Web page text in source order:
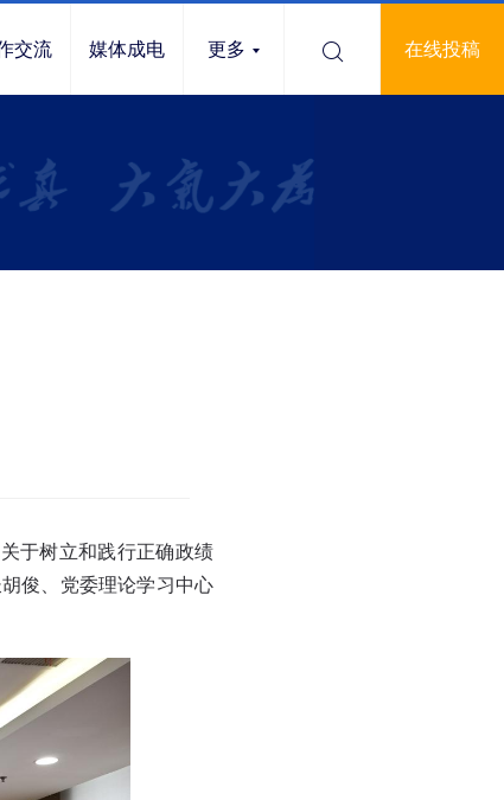
交流 媒体成电 更多 在线投稿
于树立和践行正确政绩
俊、党委理论学习中心